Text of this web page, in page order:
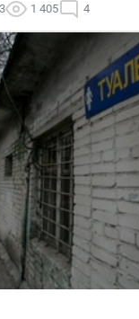
1 405 4